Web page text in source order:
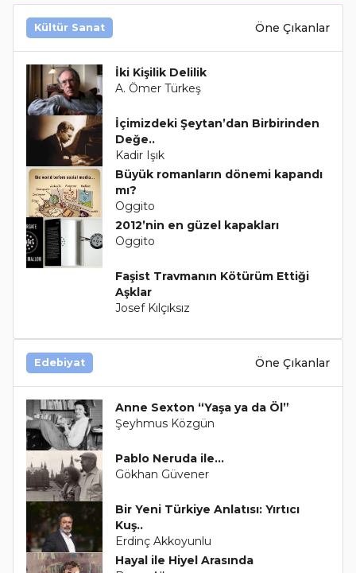
Kültür Sanat Öne Çıkanlar
İki Kişilik Delilik
A. Ömer Türkeş
İçimizdeki Şeytan’dan Birbirinden
Değe..
Kadir Işık
Büyük romanların dönemi kapandı
mı?
Oggito
2012’nin en güzel kapakları
Oggito
Faşist Travmanın Kötürüm Ettiği
Aşklar
Josef Kılçıksız
Edebiyat Öne Çıkanlar
Anne Sexton “Yaşa ya da Öl”
Şeyhmus Közgün
Pablo Neruda ile...
Gökhan Güvener
Bir Yeni Türkiye Anlatısı: Yırtıcı
Kuş..
Erdinç Akkoyunlu
Hayal ile Hiyel Arasında